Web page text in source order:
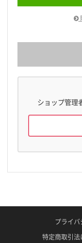
ショップ管理
プライ
特定商取引